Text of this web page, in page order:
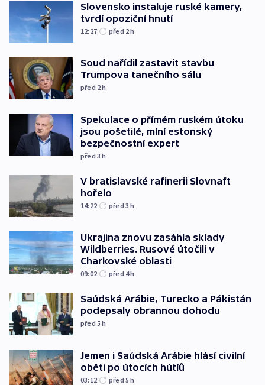
Slovensko instaluje ruské kamery,
tvrdí opoziční hnutí
12:27 před 2h
Soud nařídil zastavit stavbu
Trumpova tanečního sálu
před 2h
Spekulace o přímém ruském útoku
jsou pošetilé, míní estonský
bezpečnostní expert
před 3h
V bratislavské rafinerii Slovnaft
hořelo
14:22 před 3h
Ukrajina znovu zasáhla sklady
Wildberries. Rusové útočili v
Charkovské oblasti
09:02 před 4h
Saúdská Arábie, Turecko a Pákistán
podepsaly obrannou dohodu
před 5h
Jemen i Saúdská Arábie hlásí civilní
oběti po útocích hútíů
03:12 před 5h